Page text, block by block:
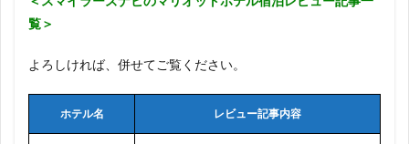
覧＞
よろしければ、併せてご覧ください。
ホテル名 レビュー記事内容